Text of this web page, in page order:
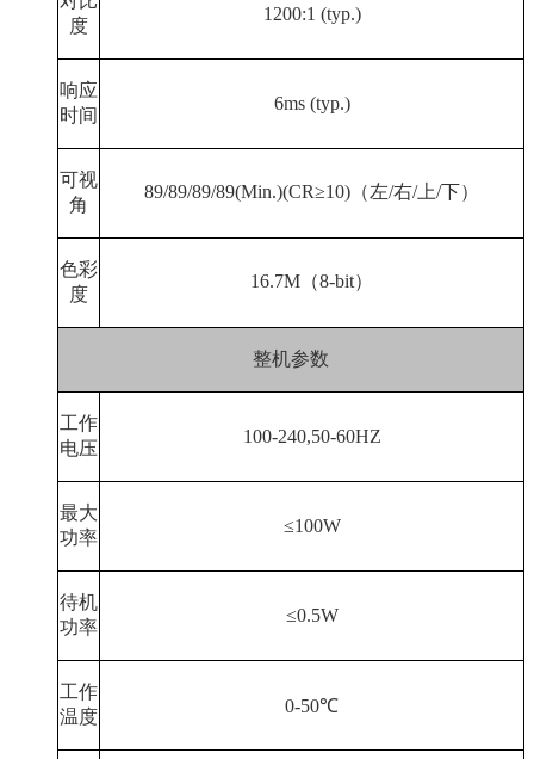
度
1200:1 (typ.)
响应
时间
6ms (typ.)
可视
角
89/89/89/89(Min.)(CR≥10) （左/右/上/下）
色彩
度
16.7M （8-bit）
整机参数
工作
电压
100-240,50-60HZ
最大
功率
≤100W
待机
功率
≤0.5W
工作
温度
0-50℃